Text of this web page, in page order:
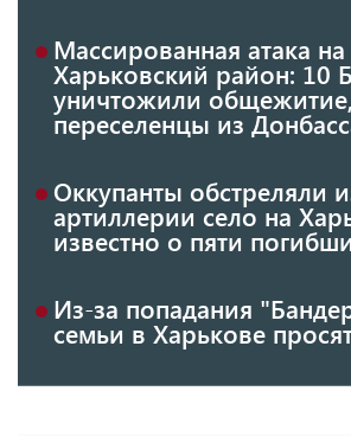
Массированная атака на
Харьковский район: 10
уничтожили
переселенцы из
Оккупанты обстреляли
артиллерии село на
известно о пяти
Из-за попадания
семьи в Харькове